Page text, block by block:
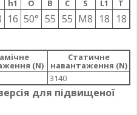
h1 О B C S L1 T
16 50° 55 55 M8 18 18
(N)
Статичне
навантаження (N)
3140
для підвищеної